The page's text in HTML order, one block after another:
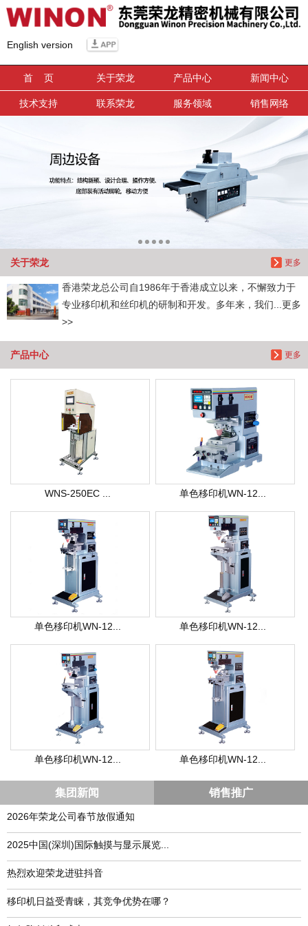
English version
首 页 关于荣龙 产品中心 新闻中心
技术支持 联系荣龙 服务领域 销售网络
更多
关于荣龙
香港荣龙总公司自1986年于香港成立以来，不懈致力于
专业移印机和丝印机的研制和开发。多年来，我们...更多
>>
更多
产品中心
WNS-250EC ... 单色移印机WN-12...
单色移印机WN-12... 单色移印机WN-12...
单色移印机WN-12... 单色移印机WN-12...
集团新闻 销售推广
2026年荣龙公司春节放假通知
​2025中国(深圳)国际触摸与显示展览...
热烈欢迎荣龙进驻抖音
移印机日益受青睐，其竞争优势在哪？
信息搜索
搜索